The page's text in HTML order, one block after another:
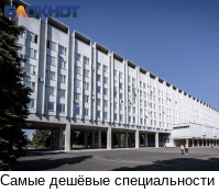
Самые дешёвые специальности